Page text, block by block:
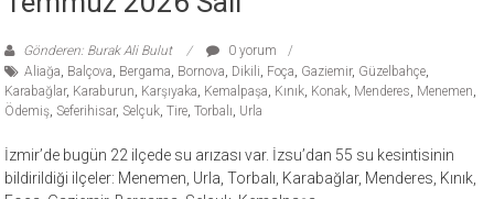
Gönderen: Burak Ali Bulut
0 yorum
Aliağa, Balçova, Bergama, Bornova, Dikili, Foça, Gaziemir, Güzelbahçe,
Karabağlar, Karaburun, Karşıyaka, Kemalpaşa, Kınık, Konak, Menderes, Menemen,
Ödemiş,Seferihisar,Selçuk,Tire,Torbalı, Urla
İzmir’de bugün 22 ilçede su arızası var. İzsu’dan 55 su kesintisinin
bildirildiği ilçeler: Menemen, Urla, Torbalı, Karabağlar, Menderes, Kınık,